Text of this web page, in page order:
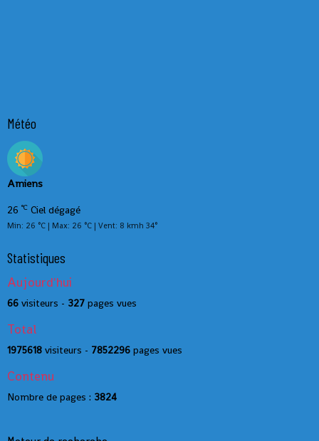
Météo
Amiens
26 °C Ciel dégagé
Min: 26 °C | Max: 26 °C | Vent: 8 kmh 34°
Statistiques
Aujourd'hui
66 visiteurs - 327 pages vues
Total
1975618 visiteurs - 7852296 pages vues
Contenu
Nombre de pages : 3824